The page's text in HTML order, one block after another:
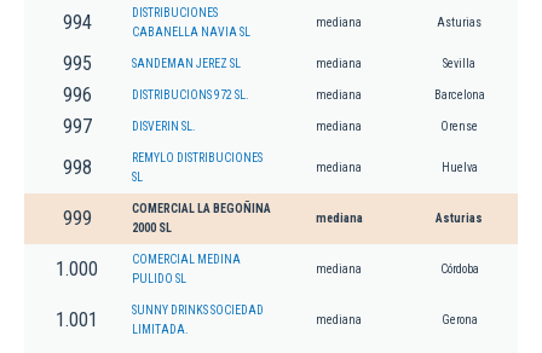
994
DISTRIBUCIONES
CABANELLA NAVIA SL
mediana Asturias
995 SANDEMAN JEREZ SL mediana Sevilla
996 DISTRIBUCIONS 972 SL. mediana Barcelona
997 DISVERIN SL. mediana Orense
998
REMYLO DISTRIBUCIONES
SL
mediana Huelva
999
COMERCIAL LA BEGOÑINA
2000 SL
mediana Asturias
1.000
COMERCIAL MEDINA
PULIDO SL
mediana Córdoba
1.001
SUNNY DRINKS SOCIEDAD
LIMITADA.
mediana Gerona